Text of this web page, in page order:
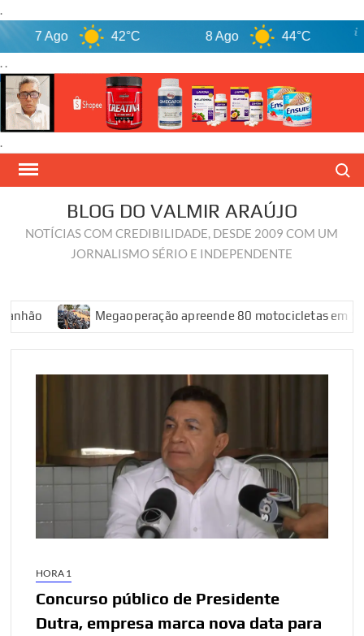
.
7 Ago 42°C 8 Ago 44°C 9
. .
.
Skip
BLOG DO VALMIR ARAÚJO
NOTÍCIAS COM CREDIBILIDADE, DESDE 2009 COM UM
JORNALISMO SÉRIO E INDEPENDENTE
Megaoperação apreende 80 motocicletas em São
HORA 1
Concurso público de Presidente
Dutra, empresa marca nova data para